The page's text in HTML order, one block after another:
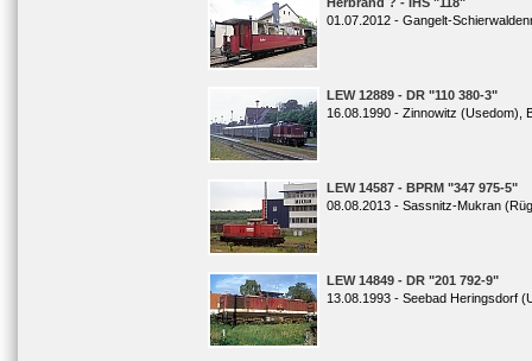
01.07.2012 - Gangelt-
LEW 12889 - DR "110 380-3"
16.08.1990 - Zinnowitz (Usedom),
LEW 14587 - BPRM "347 975-5"
08.08.2013 - Sassnitz-Mukran
LEW 14849 - DR "201 792-9"
13.08.1993 - Seebad Heringsdorf